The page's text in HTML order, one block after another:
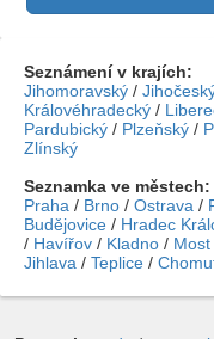
Seznámení v krajích:
Jihomoravský /
Královéhradecký /
Pardubický / Plzeňský /
Zlínský
Seznamka ve městech:
Praha / Brno / Ostrava /
Budějovice / Hradec
/ Havířov / Kladno / Most
Jihlava / Teplice /